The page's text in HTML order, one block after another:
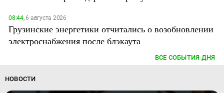
08:44,6 августа 2026
Грузинские энергетики отчитались о возобновлении
электроснабжения после блэкаута
ВСЕ СОБЫТИЯ ДНЯ
НОВОСТИ